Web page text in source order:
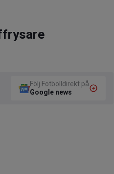
Följ Fotbolldirekt på
Google news